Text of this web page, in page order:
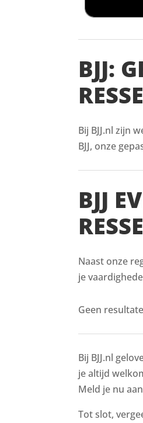
BJJ:
Bij BJJ.nl zijn
BJJ, onze
BJJ
Naast onze
je
Geen
Bij BJJ.nl
je altijd
Meld je nu
Tot slot,